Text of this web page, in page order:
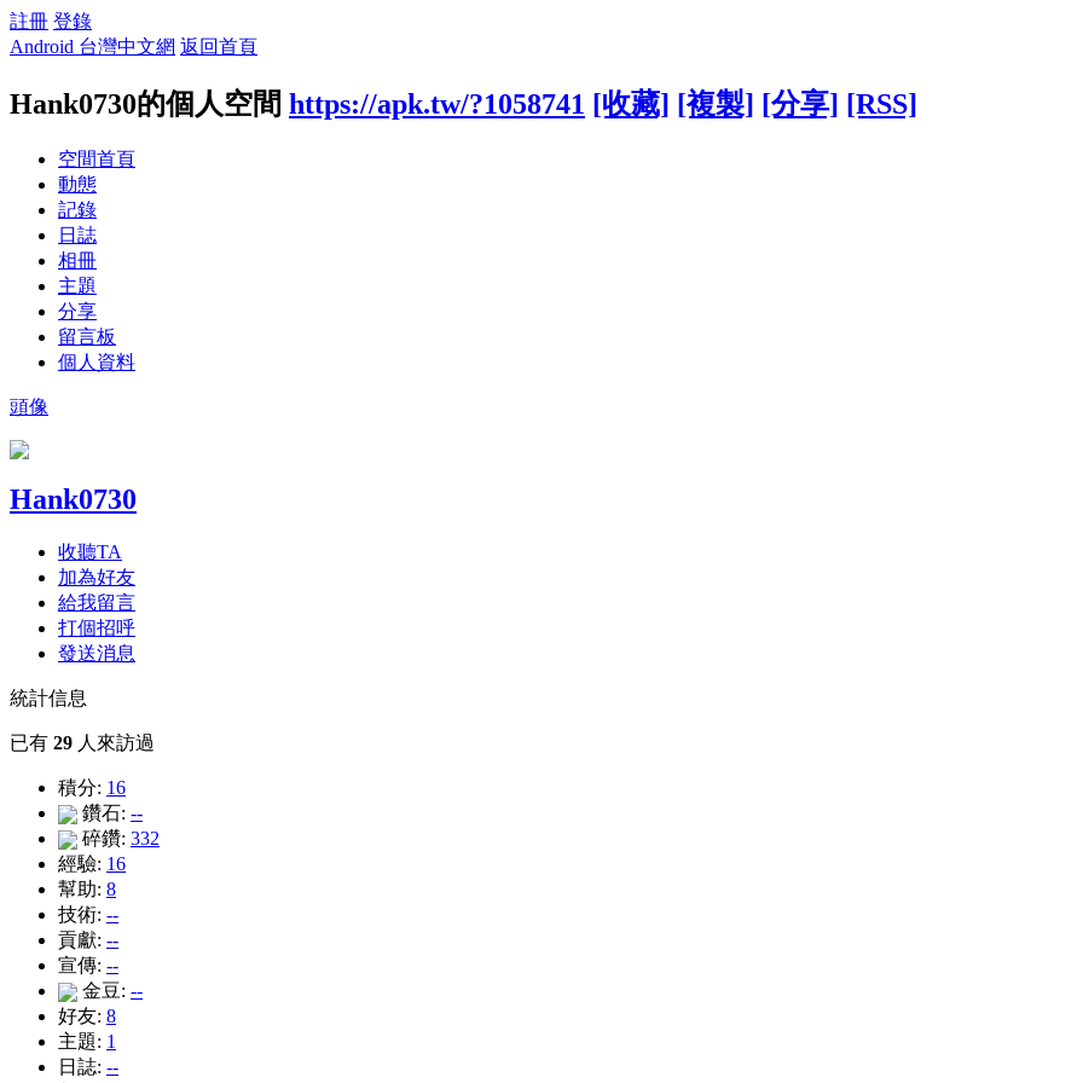
註冊 登錄
Android 台灣中文網 返回首頁
Hank0730的個人空間 https://apk.tw/?1058741 [收藏] [複製] [分享] [RSS]
空間首頁
動態
記錄
日誌
相冊
主題
分享
留言板
個人資料
頭像
Hank0730
收聽TA
加為好友
給我留言
打個招呼
發送消息
統計信息
已有 29 人來訪過
積分: 16
鑽石: --
碎鑽: 332
經驗: 16
幫助: 8
技術: --
貢獻: --
宣傳: --
金豆: --
好友: 8
主題: 1
日誌: --